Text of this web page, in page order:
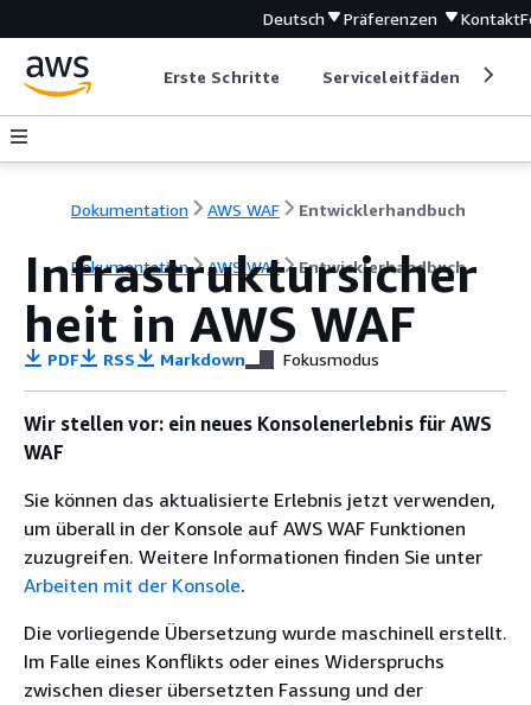
Deutsch Präferenzen Kontakt
Erste Schritte Serviceleitfäden
Dokumentation AWS WAF Entwicklerhandbuch
Dokumentation AWS WAF Entwicklerhandbuch
Infrastruktursicher
heit in AWS WAF
PDF RSS Markdown Fokusmodus
Wir stellen vor: ein neues Konsolenerlebnis für AWS
WAF
Sie können das aktualisierte Erlebnis jetzt verwenden,
um überall in der Konsole auf AWS WAF Funktionen
zuzugreifen. Weitere Informationen finden Sie unter
Arbeiten mit der Konsole.
Die vorliegende Übersetzung wurde maschinell erstellt.
Im Falle eines Konflikts oder eines Widerspruchs
zwischen dieser übersetzten Fassung und der